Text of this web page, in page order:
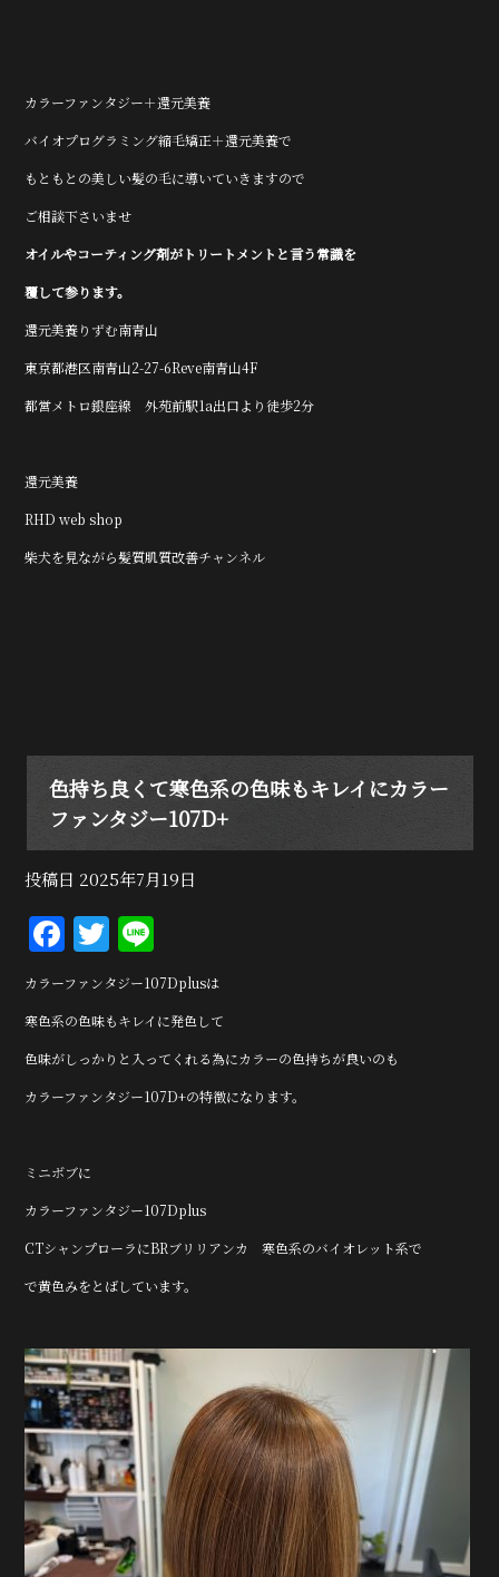
カラーファンタジー＋還元美養
バイオプログラミング縮毛矯正＋還元美養で
もともとの美しい髪の毛に導いていきますので
ご相談下さいませ
オイルやコーティング剤がトリートメントと言う常識を
覆して参ります。
還元美養りずむ南青山
東京都港区南青山2-27-6Reve南青山4F
都営メトロ銀座線 外苑前駅1a出口より徒歩2分
還元美養
RHD web shop
柴犬を見ながら髪質肌質改善チャンネル
色持ち良くて寒色系の色味もキレイにカラー
ファンタジー107D+
投稿日 2025年7月19日
F
a
c
e
b
o
k
T
w
it
te
r
n
e
カラーファンタジー107Dplusは
寒色系の色味もキレイに発色して
色味がしっかりと入ってくれる為にカラーの色持ちが良いのも
カラーファンタジー107D+の特徴になります。
ミニボブに
カラーファンタジー107Dplus
CTシャンプローラにBRブリリアンカ 寒色系のバイオレット系で
で黄色みをとばしています。